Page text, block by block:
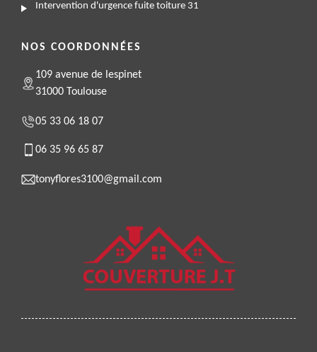
Intervention d'urgence fuite toiture 31
NOS COORDONNÉES
109 avenue de lespinet
31000 Toulouse
05 33 06 18 07
06 35 96 65 87
tonyflores3100@gmail.com